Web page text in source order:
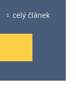
celý článek